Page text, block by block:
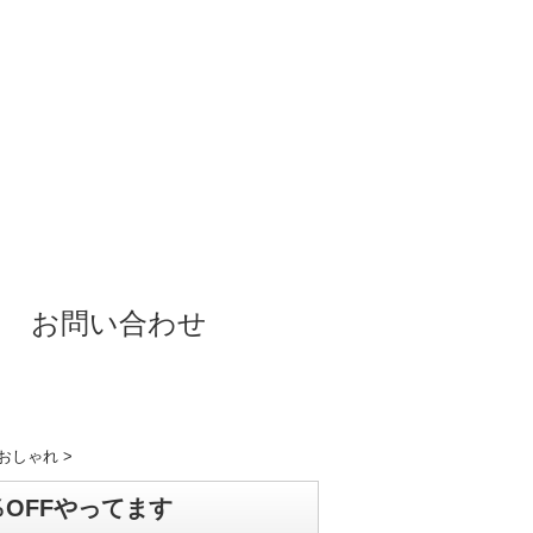
お問い合わせ
しゃれ >
やってます